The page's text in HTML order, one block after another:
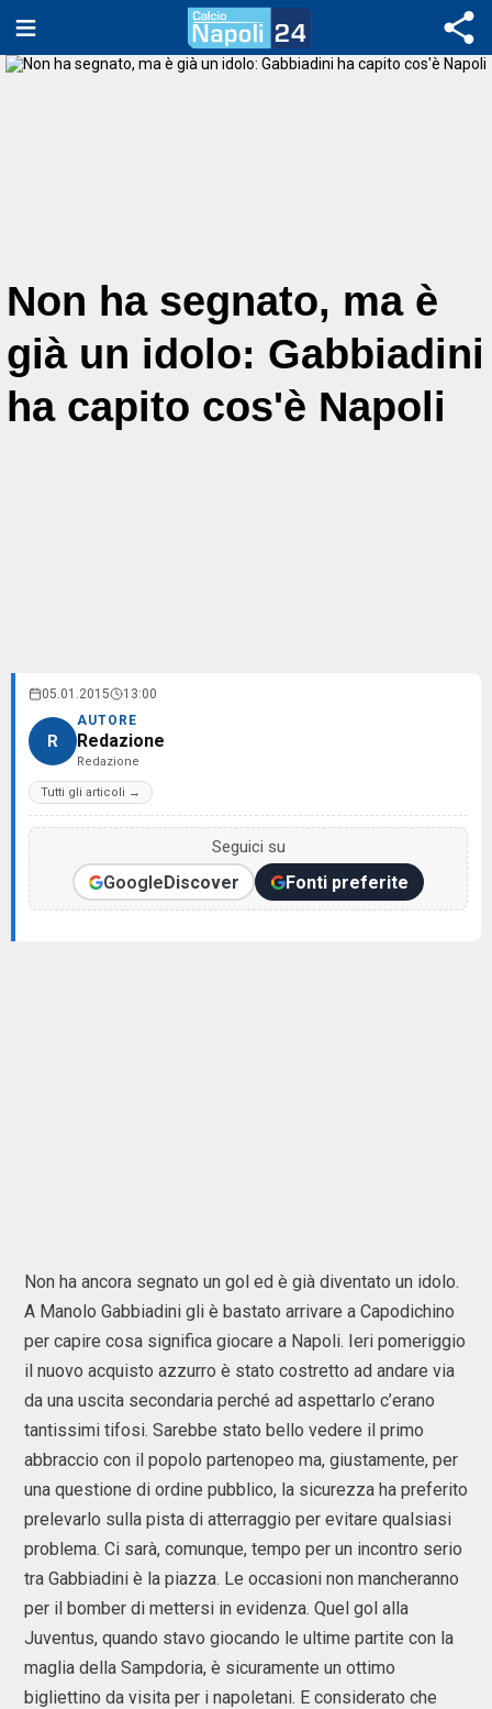
Non ha segnato, ma è
già un idolo: Gabbiadini
ha capito cos'è Napoli
05.01.2015 13:00
R
AUTORE
Redazione
Redazione
Tutti gli articoli →
Seguici su
GoogleDiscover Fonti preferite
Non ha ancora segnato un gol ed è già diventato un idolo.
A Manolo Gabbiadini gli è bastato arrivare a Capodichino
per capire cosa significa giocare a Napoli. Ieri pomeriggio
il nuovo acquisto azzurro è stato costretto ad andare via
da una uscita secondaria perché ad aspettarlo c’erano
tantissimi tifosi. Sarebbe stato bello vedere il primo
abbraccio con il popolo partenopeo ma, giustamente, per
una questione di ordine pubblico, la sicurezza ha preferito
prelevarlo sulla pista di atterraggio per evitare qualsiasi
problema. Ci sarà, comunque, tempo per un incontro serio
tra Gabbiadini è la piazza. Le occasioni non mancheranno
per il bomber di mettersi in evidenza. Quel gol alla
Juventus, quando stavo giocando le ultime partite con la
maglia della Sampdoria, è sicuramente un ottimo
bigliettino da visita per i napoletani. E considerato che